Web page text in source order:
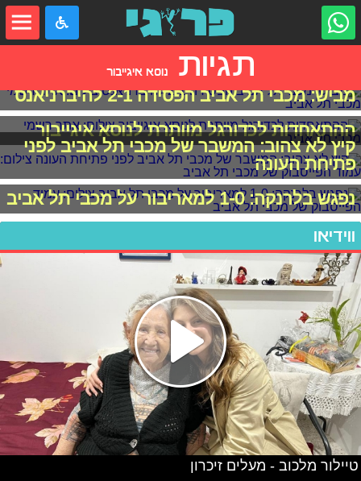
תגיות נוסא איגייבור
מביש: מכבי תל אביב הפסידה 2-1 להיברניאנס
ההתאחדות לכדורגל מוותרת לנוסא איגייבור
קיץ לא צהוב: המשבר של מכבי תל אביב לפני
פתיחת העונה
נפגש בלרנקה: 1-0 למאריבור על מכבי תל אביב
ווידיאו
טיילור מלכוב - מעלים זיכרון